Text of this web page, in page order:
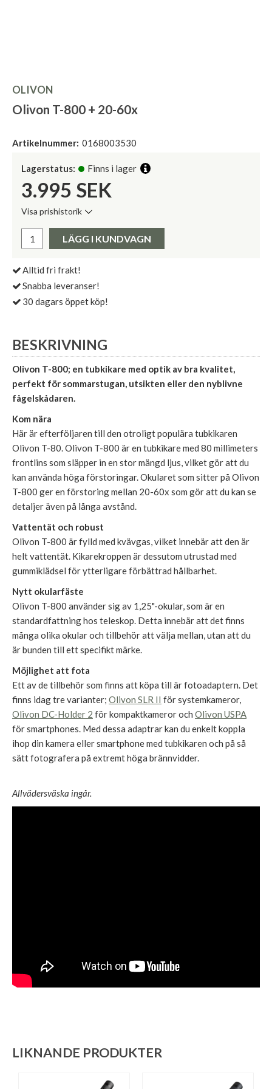
OLIVON
Olivon T-800 + 20-60x
Artikelnummer: 0168003530
Lagerstatus: Finns i lager
3.995 SEK
Visa prishistorik
Pris:
LÄGG I KUNDVAGN
Alltid fri frakt!
Snabba leveranser!
30 dagars öppet köp!
BESKRIVNING
Olivon T-800; en tubkikare med optik av bra kvalitet,
perfekt för sommarstugan, utsikten eller den nyblivne
fågelskådaren.
Kom nära
Här är efterföljaren till den otroligt populära tubkikaren
Olivon T-80. Olivon T-800 är en tubkikare med 80 millimeters
frontlins som släpper in en stor mängd ljus, vilket gör att du
kan använda höga förstoringar. Okularet som sitter på Olivon
T-800 ger en förstoring mellan 20-60x som gör att du kan se
detaljer även på långa avstånd.
Vattentät och robust
Olivon T-800 är fylld med kvävgas, vilket innebär att den är
helt vattentät. Kikarekroppen är dessutom utrustad med
gummiklädsel för ytterligare förbättrad hållbarhet.
Nytt okularfäste
Olivon T-800 använder sig av 1,25"-okular, som är en
standardfattning hos teleskop. Detta innebär att det finns
många olika okular och tillbehör att välja mellan, utan att du
är bunden till ett specifikt märke.
Möjlighet att fota
Ett av de tillbehör som finns att köpa till är fotoadaptern. Det
finns idag tre varianter; Olivon SLR II för systemkameror,
Olivon DC-Holder 2 för kompaktkameror och Olivon USPA
för smartphones. Med dessa adaptrar kan du enkelt koppla
ihop din kamera eller smartphone med tubkikaren och på så
sätt fotografera på extremt höga brännvidder.
Allvädersväska ingår.
LIKNANDE PRODUKTER